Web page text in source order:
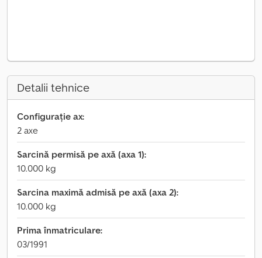
Detalii tehnice
Configurație ax:
2 axe
Sarcină permisă pe axă (axa 1):
10.000 kg
Sarcina maximă admisă pe axă (axa 2):
10.000 kg
Prima înmatriculare:
03/1991